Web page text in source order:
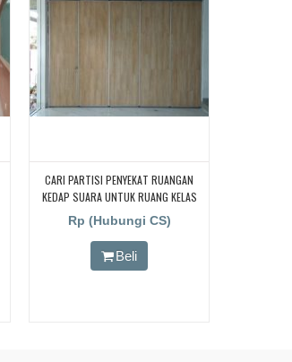
CARI PARTISI PENYEKAT RUANGAN
KEDAP SUARA UNTUK RUANG KELAS
KAMPUS, CARI PARTISI PENYEKAT
RUANGAN KEDAP SUARA UNTUK
RUANG KELAS KAMPUS, CARI PARTISI
PENYEKAT RUANGAN KEDAP SUARA
Rp (Hubungi CS)
Beli